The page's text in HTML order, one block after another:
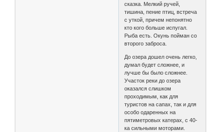
сказка. Мелкий ручей,
тишина, пение птиц, встреча
с уткой, причем непонятно
кто кого больше испугал.
Рыба есть. Окунь пойман со
второго заброса.
До озера дошел очень легко,
думал будет сложнее, и
лучше бы было сложнее.
Участок реки до озера
оказался слишком
проходимым, как для
туристов на сапах, так и для
особо одаренных на
пятиметровых катерах, с 40-
ка сильными моторами.